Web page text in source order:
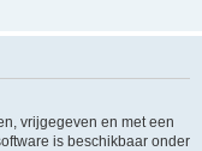
vrijgegeven en met een
is beschikbaar onder